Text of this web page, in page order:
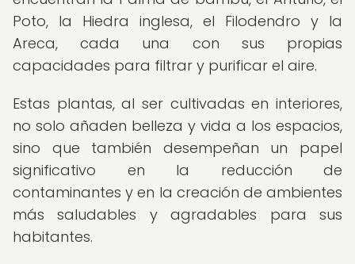
Poto, la Hiedra inglesa, el Filodendro y la
Areca, cada una con sus propias
capacidades para filtrar y purificar el aire.
Estas plantas, al ser cultivadas en interiores,
no solo añaden belleza y vida a los espacios,
sino que también desempeñan un papel
significativo en la reducción de
contaminantes y en la creación de ambientes
más saludables y agradables para sus
habitantes.